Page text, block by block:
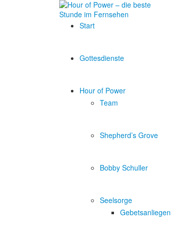
Start
Gottesdienste
Hour of Power
Team
Shepherd’s Grove
Bobby Schuller
Seelsorge
Gebetsanliegen